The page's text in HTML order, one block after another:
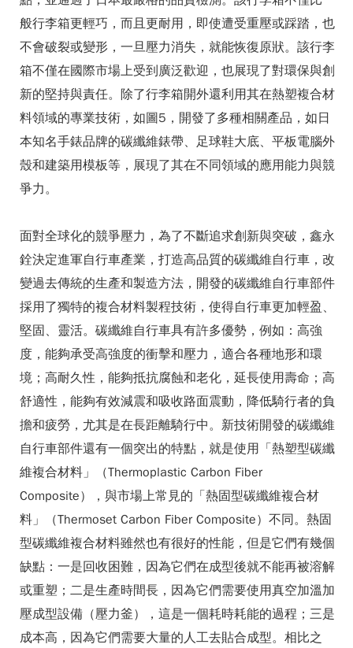
般行李箱更輕巧，而且更耐用，即使遭受重壓或踩踏，也
不會破裂或變形，一旦壓力消失，就能恢復原狀。該行李
箱不僅在國際市場上受到廣泛歡迎，也展現了對環保與創
新的堅持與責任。除了行李箱開外還利用其在熱塑複合材
料領域的專業技術，如圖5，開發了多種相關產品，如日
本知名手錶品牌的碳纖維錶帶、足球鞋大底、平板電腦外
殼和建築用模板等，展現了其在不同領域的應用能力與競
爭力。
面對全球化的競爭壓力，為了不斷追求創新與突破，鑫永
銓決定進軍自行車產業，打造高品質的碳纖維自行車，改
變過去傳統的生產和製造方法，開發的碳纖維自行車部件
採用了獨特的複合材料製程技術，使得自行車更加輕盈、
堅固、靈活。碳纖維自行車具有許多優勢，例如：高強
度，能夠承受高強度的衝擊和壓力，適合各種地形和環
境；高耐久性，能夠抵抗腐蝕和老化，延長使用壽命；高
舒適性，能夠有效減震和吸收路面震動，降低騎行者的負
擔和疲勞，尤其是在長距離騎行中。新技術開發的碳纖維
自行車部件還有一個突出的特點，就是使用「熱塑型碳纖
維複合材料」（Thermoplastic Carbon Fiber
Composite），與市場上常見的「熱固型碳纖維複合材
料」（Thermoset Carbon Fiber Composite）不同。熱固
型碳纖維複合材料雖然也有很好的性能，但是它們有幾個
缺點：一是回收困難，因為它們在成型後就不能再被溶解
或重塑；二是生產時間長，因為它們需要使用真空加溫加
壓成型設備（壓力釜），這是一個耗時耗能的過程；三是
成本高，因為它們需要大量的人工去貼合成型。相比之